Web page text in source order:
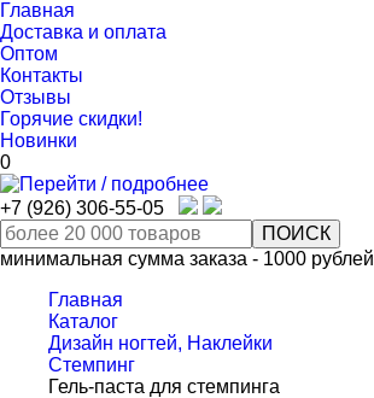
Главная
Доставка и оплата
Оптом
Контакты
Отзывы
Горячие скидки!
Новинки
0
+7 (926) 306-55-05
минимальная сумма заказа - 1000 рублей
Главная
Каталог
Дизайн ногтей, Наклейки
Стемпинг
Гель-паста для стемпинга